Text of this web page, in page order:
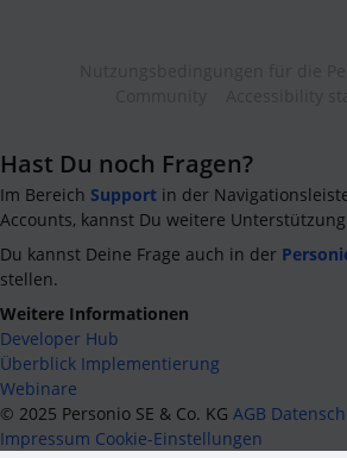
Hast Du noch Fragen?
Im Bereich Support in der
Accounts, kannst Du weitere
Du kannst Deine Frage auch in der
stellen.
Weitere Informationen
Developer Hub
Überblick Implementierung
Webinare
© 2025 Personio SE & Co. KG AGB
Impressum Cookie-Einstellungen